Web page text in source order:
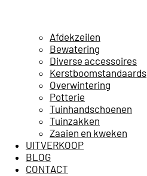
Afdekzeilen
Bewatering
Diverse accessoires
Kerstboomstandaards
Overwintering
Potterie
Tuinhandschoenen
Tuinzakken
Zaaien en kweken
UITVERKOOP
BLOG
CONTACT